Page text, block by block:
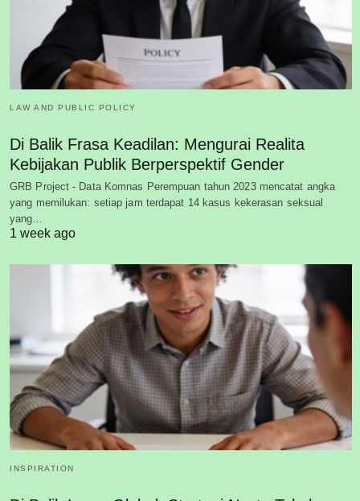
LAW AND PUBLIC POLICY
Di Balik Frasa Keadilan: Mengurai Realita
Kebijakan Publik Berperspektif Gender
GRB Project - Data Komnas Perempuan tahun 2023 mencatat angka
yang memilukan: setiap jam terdapat 14 kasus kekerasan seksual
yang…
1 week ago
INSPIRATION